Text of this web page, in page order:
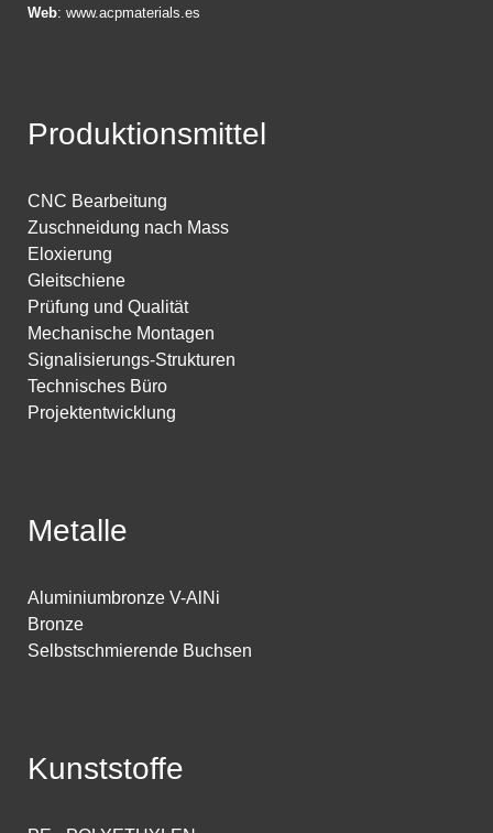
Web: www.acpmaterials.es
Produktionsmittel
CNC Bearbeitung
Zuschneidung nach Mass
Eloxierung
Gleitschiene
Prüfung und Qualität
Mechanische Montagen
Signalisierungs-Strukturen
Technisches Büro
Projektentwicklung
Metalle
Aluminiumbronze V-AlNi
Bronze
Selbstschmierende Buchsen
Kunststoffe